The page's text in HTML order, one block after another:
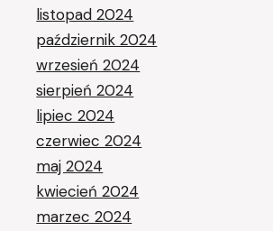
listopad 2024
październik 2024
wrzesień 2024
sierpień 2024
lipiec 2024
czerwiec 2024
maj 2024
kwiecień 2024
marzec 2024